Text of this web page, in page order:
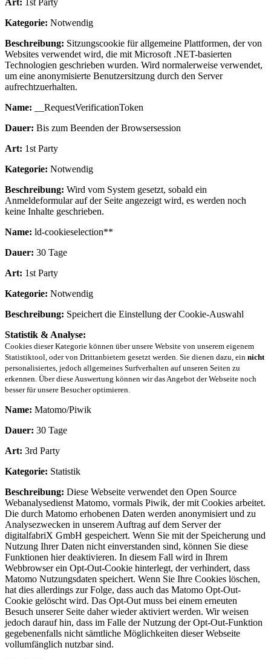
Art: 1st Party
Kategorie: Notwendig
Beschreibung: Sitzungscookie für allgemeine Plattformen, der von
Websites verwendet wird, die mit Microsoft .NET-basierten
Technologien geschrieben wurden. Wird normalerweise verwendet,
um eine anonymisierte Benutzersitzung durch den Server
aufrechtzuerhalten.
Name: __RequestVerificationToken
Dauer: Bis zum Beenden der Browsersession
Art: 1st Party
Kategorie: Notwendig
Beschreibung: Wird vom System gesetzt, sobald ein
Anmeldeformular auf der Seite angezeigt wird, es werden noch
keine Inhalte geschrieben.
Name: ld-cookieselection**
Dauer: 30 Tage
Art: 1st Party
Kategorie: Notwendig
Beschreibung: Speichert die Einstellung der Cookie-Auswahl
Statistik & Analyse:
Cookies dieser Kategorie können über unsere Website von unserem eigenem
Statistiktool, oder von Drittanbietern gesetzt werden. Sie dienen dazu, ein nicht
personalisiertes, jedoch allgemeines Surfverhalten auf unseren Seiten zu
erkennen. Über diese Auswertung können wir das Angebot der Webseite noch
besser für unsere Besucher optimieren.
Name: Matomo/Piwik
Dauer: 30 Tage
Art: 3rd Party
Kategorie: Statistik
Beschreibung: Diese Webseite verwendet den Open Source
Webanalysedienst Matomo, vormals Piwik, der mit Cookies arbeitet.
Die durch Matomo erhobenen Daten werden anonymisiert und zu
Analysezwecken in unserem Auftrag auf dem Server der
digitalfabriX GmbH gespeichert. Wenn Sie mit der Speicherung und
Nutzung Ihrer Daten nicht einverstanden sind, können Sie diese
Funktionen hier deaktivieren. In diesem Fall wird in Ihrem
Webbrowser ein Opt-Out-Cookie hinterlegt, der verhindert, dass
Matomo Nutzungsdaten speichert. Wenn Sie Ihre Cookies löschen,
hat dies allerdings zur Folge, dass auch das Matomo Opt-Out-
Cookie gelöscht wird. Das Opt-Out muss bei einem erneuten
Besuch unserer Seite daher wieder aktiviert werden. Wir weisen
jedoch darauf hin, dass im Falle der Nutzung der Opt-Out-Funktion
gegebenenfalls nicht sämtliche Möglichkeiten dieser Webseite
vollumfänglich nutzbar sind.